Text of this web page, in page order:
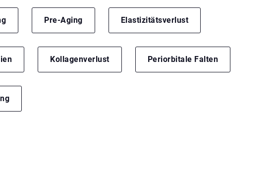
Pre-Aging Elastizitätsverlust
Kollagenverlust Periorbitale Falten